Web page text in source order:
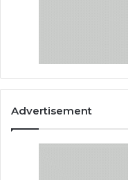
Advertisement